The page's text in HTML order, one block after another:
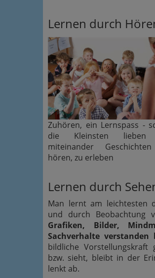
Lernen durch
Zuhören, ein Lernspass -
die Kleinsten lieben
miteinander
hören, zu erleben
Lernen durch
Man lernt am leichtesten
und durch Beobachtung
Grafiken, Bilder,
Sachverhalte verstanden
bildliche
bzw. sieht, bleibt in der
lenkt ab.